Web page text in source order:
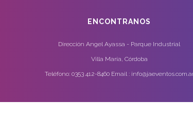
ENCONTRANOS
Dirección Angel Ayassa - Parque Industrial
Villa María, Córdoba
Teléfono: 0353 412-8460 Email :